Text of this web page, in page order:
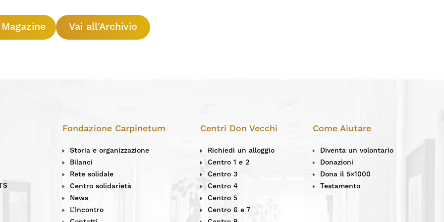
Vai all'Archivio
Fondazione Carpinetum
Storia e organizzazione
Bilanci
Rete solidale
Centro solidarietà
News
L’Incontro
Centri Don Vecchi
Richiedi un alloggio
Centro 1 e 2
Centro 3
Centro 4
Centro 5
Centro 6 e 7
Come Aiutare
Diventa un volontario
Donazioni
Dona il 5×1000
Testamento